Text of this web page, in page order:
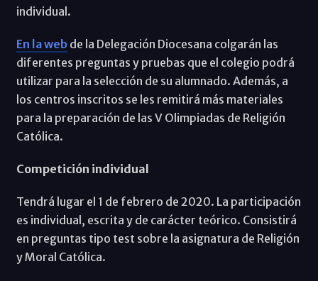
individual.
En la webde la Delegación Diocesana colgarán las
diferentes preguntas y pruebas que el colegio podrá
utilizar para la selección de su alumnado. Además, a
los centros inscritos se les remitirá más materiales
para la preparación de las V Olimpiadas de Religión
Católica.
Competición individual
Tendrá lugar el 1 de febrero de 2020. La participación
es individual, escrita y de carácter teórico. Consistirá
en preguntas tipo test sobre la asignatura de Religión
y Moral Católica.